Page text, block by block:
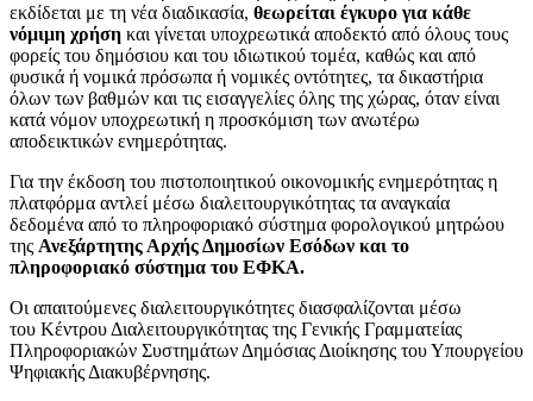
εκδίδεται με τη νέα διαδικασία, θεωρείται έγκυρο για κάθε
νόμιμη χρήση και γίνεται υποχρεωτικά αποδεκτό από όλους τους
φορείς του δημόσιου και του ιδιωτικού τομέα, καθώς και από
φυσικά ή νομικά πρόσωπα ή νομικές οντότητες, τα δικαστήρια
όλων των βαθμών και τις εισαγγελίες όλης της χώρας, όταν είναι
κατά νόμον υποχρεωτική η προσκόμιση των ανωτέρω
αποδεικτικών ενημερότητας.
Για την έκδοση του πιστοποιητικού οικονομικής ενημερότητας η
πλατφόρμα αντλεί μέσω διαλειτουργικότητας τα αναγκαία
δεδομένα από το πληροφοριακό σύστημα φορολογικού μητρώου
της Ανεξάρτητης Αρχής Δημοσίων Εσόδων και το
πληροφοριακό σύστημα του ΕΦΚΑ.
Οι απαιτούμενες διαλειτουργικότητες διασφαλίζονται μέσω
του Κέντρου Διαλειτουργικότητας της Γενικής Γραμματείας
Πληροφοριακών Συστημάτων Δημόσιας Διοίκησης του Υπουργείου
Ψηφιακής Διακυβέρνησης.